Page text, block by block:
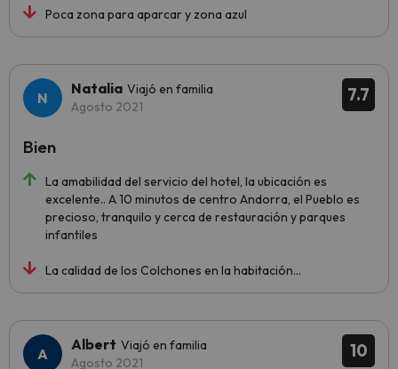
Poca zona para aparcar y zona azul
7.7
Natalia Viajó en familia
Agosto 2021
La amabilidad del servicio del hotel, la ubicación es
excelente.. A 10 minutos de centro Andorra, el Pueblo es
precioso, tranquilo y cerca de restauración y parques
infantiles
La calidad de los Colchones en la habitación...
Bien
10
Albert Viajó en familia
Agosto 2021